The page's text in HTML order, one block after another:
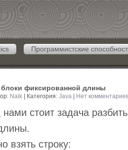
Программистские
блоки фиксированной длины
Naik | Категория:Java Нет
стоит задача
взять строку: